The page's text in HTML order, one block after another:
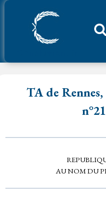
Aller
TA de
AU NOM DU